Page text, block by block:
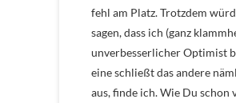
fehl am Platz. Trotzdem
sagen, dass ich (ganz
unverbesserlicher Optimist
eine schließt das andere
aus, finde ich. Wie Du schon